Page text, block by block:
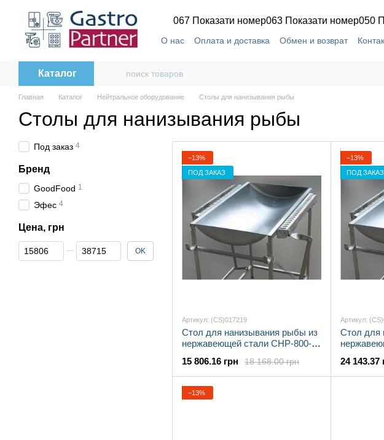
Перейти к основному контенту
067 Показати номер063 Показати номер050
О нас Оплата и доставка Обмен и возврат
Каталог
Главная Каталог Нейтральное оборудование Столы для нанизывания рыбы
Столы для нанизывания рыбы
−13%
ПОД ЗАКАЗ
Артикул: (CS)017219
Стол для нанизывания рыбы из
нержавеющей стали СНР-800-1
18 168.00 грн
15 806.16 грн
−13%
ПОД ЗАКАЗ
Артикул:
Стол для
24 143.37
−13%
Под заказ 4
Бренд
GoodFood 1
Эфес 4
Цена, грн
От Цена, грн
До Цена, грн OK